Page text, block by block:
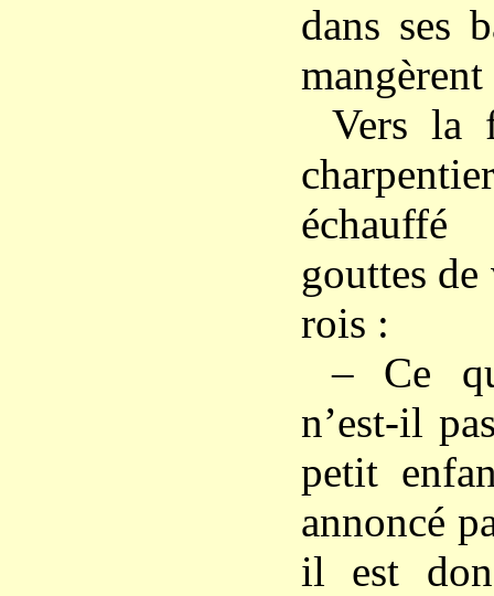
dans ses
Vers la
gouttes
rois :
– Ce
n’est-il
petit
annoncé
il est